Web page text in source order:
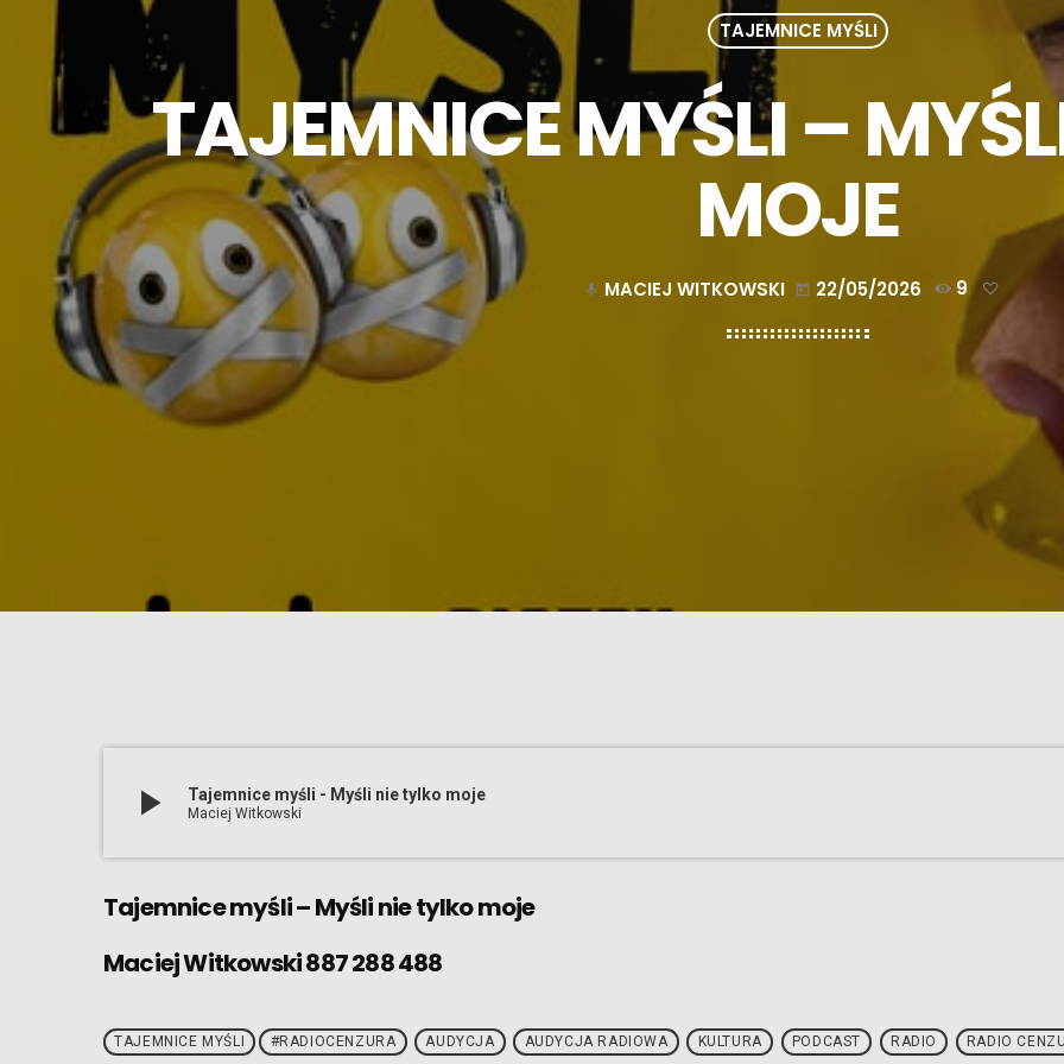
TAJEMNICE MYŚLI
TAJEMNICE MYŚLI –
MOJE
mic MACIEJ WITKOWSKI today 22/05/2026 9
play_arrow Tajemnice myśli - Myśli nie tylko moje
Maciej Witkowski
Tajemnice myśli – Myśli nie tylko moje
Maciej Witkowski 887 288 488
TAJEMNICE MYŚLI #RADIOCENZURA AUDYCJA AUDYCJA RADIOWA KULTURA PODCAST RADIO RADIO